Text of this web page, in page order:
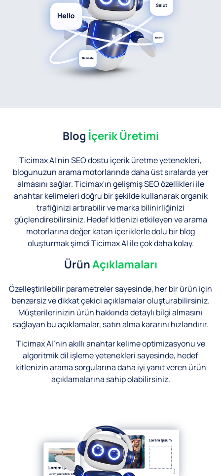
Blog İçerik Üretimi
Ticimax AI'nin SEO dostu içerik üretme yetenekleri,
blogunuzun arama motorlarında daha üst sıralarda yer
almasını sağlar. Ticimax'ın gelişmiş SEO özellikleri ile
anahtar kelimeleri doğru bir şekilde kullanarak organik
trafiğinizi artırabilir ve marka bilinirliğinizi
güçlendirebilirsiniz. Hedef kitlenizi etkileyen ve arama
motorlarına değer katan içeriklerle dolu bir blog
oluşturmak şimdi Ticimax AI ile çok daha kolay.
ÜrünAçıklamaları
Özelleştirilebilir parametreler sayesinde, her bir ürün için
benzersiz ve dikkat çekici açıklamalar oluşturabilirsiniz.
Müşterilerinizin ürün hakkında detaylı bilgi almasını
sağlayan bu açıklamalar, satın alma kararını hızlandırır.
Ticimax AI’nin akıllı anahtar kelime optimizasyonu ve
algoritmik dil işleme yetenekleri sayesinde, hedef
kitlenizin arama sorgularına daha iyi yanıt veren ürün
açıklamalarına sahip olabilirsiniz.